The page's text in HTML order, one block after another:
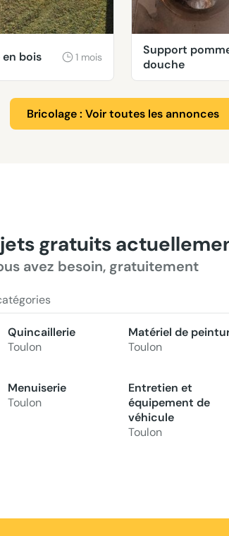
bois 1 mois
Support
douche
Bricolage : Voir toutes les annonces
gratuits
avez besoin, gratuitement
Quincaillerie
Toulon
Matériel de
Toulon
Menuiserie
Toulon
Entretien et
équipement de
véhicule
Toulon